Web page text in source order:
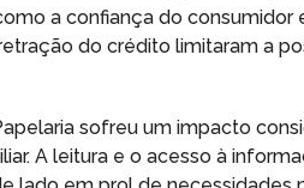
a confiança do consumidor
do crédito limitaram a
sofreu um impacto
A leitura e o acesso à